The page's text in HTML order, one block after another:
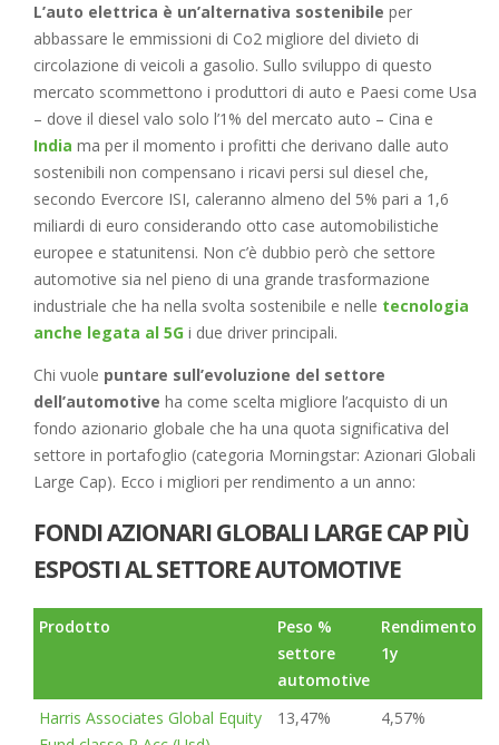
L’auto elettrica è un’alternativa sostenibile per
abbassare le emmissioni di Co2 migliore del divieto di
circolazione di veicoli a gasolio. Sullo sviluppo di questo
mercato scommettono i produttori di auto e Paesi come Usa
– dove il diesel valo solo l’1% del mercato auto – Cina e
India ma per il momento i profitti che derivano dalle auto
sostenibili non compensano i ricavi persi sul diesel che,
secondo Evercore ISI, caleranno almeno del 5% pari a 1,6
miliardi di euro considerando otto case automobilistiche
europee e statunitensi. Non c’è dubbio però che settore
automotive sia nel pieno di una grande trasformazione
industriale che ha nella svolta sostenibile e nelle tecnologia
anche legata al 5G i due driver principali.
Chi vuole puntare sull’evoluzione del settore
dell’automotive ha come scelta migliore l’acquisto di un
fondo azionario globale che ha una quota significativa del
settore in portafoglio (categoria Morningstar: Azionari Globali
Large Cap). Ecco i migliori per rendimento a un anno:
FONDI AZIONARI GLOBALI LARGE CAP PIÙ
ESPOSTI AL SETTORE AUTOMOTIVE
Prodotto
Peso %
settore
automotive
Rendimento
1y
Harris Associates Global Equity
13,47% 4,57%